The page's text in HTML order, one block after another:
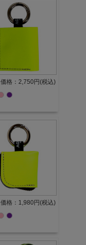
価格：2,750円(税込)
価格：1,980円(税込)